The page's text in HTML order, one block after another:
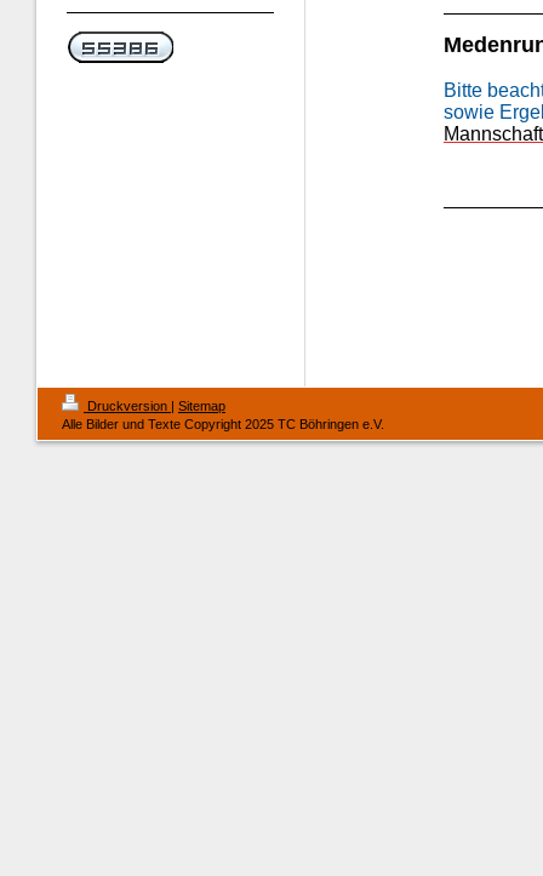
Bitte
sowie
Druckversion | Sitemap
Alle Bilder und Texte Copyright 2025 TC Böhringen e.V.